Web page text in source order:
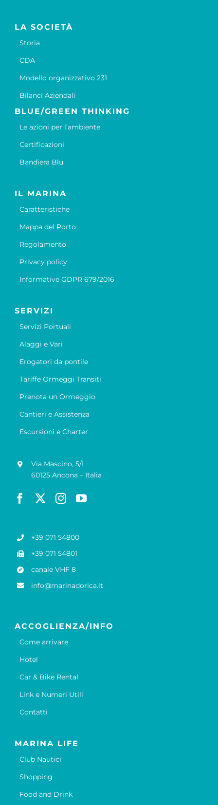
LA SOCIETÀ
Storia
CDA
Modello organizzativo 231
Bilanci Aziendali
BLUE/GREEN THINKING
Le azioni per l’ambiente
Certificazioni
Bandiera Blu
IL MARINA
Caratteristiche
Mappa del Porto
Regolamento
Privacy policy
Informative GDPR 679/2016
SERVIZI
Servizi Portuali
Alaggi e Vari
Erogatori da pontile
Tariffe Ormeggi Transiti
Prenota un Ormeggio
Cantieri e Assistenza
Escursioni e Charter
Via Mascino, 5/L
60125 Ancona – Italia
+39 071 54800
+39 071 54801
canale VHF 8
info@marinadorica.it
ACCOGLIENZA/INFO
Come arrivare
Hotel
Car & Bike Rental
Link e Numeri Utili
Contatti
MARINA LIFE
Club Nautici
Shopping
Food and Drink